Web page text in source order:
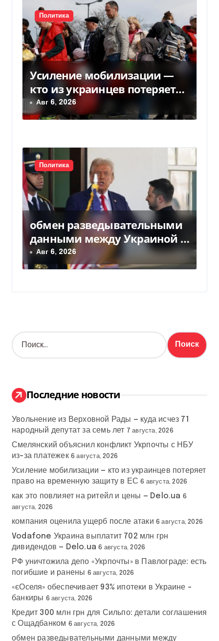
и
с
я
м
Политика
Усиление мобилизации —
кто из украинцев потеряет
право на временную защиту
в ЕС
Авг 6, 2026
Политика
обмен разведывательными
данными между Украиной и
США значительно вырос, —
Politico
Авг 6, 2026
Н
а
:
Последние новости
Увольнение из Верховной Рады — куда исчез 71
народный депутат за семь лет 7 августа, 2026
Смелянский объяснил конфликт Укрпочты с НБУ
из-за платежек 6 августа, 2026
Усиление мобилизации — кто из украинцев потеряет
право на временную защиту в ЕС 6 августа, 2026
как это повлияет на ритейл и цены — Delo.ua 6
августа, 2026
компания оценила ущерб после атаки 6 августа, 2026
Vodafone Украина выплатит 702 млн грн
дивидендов — Delo.ua 6 августа, 2026
РФ уничтожила депо «Укрпочты» в Павлограде: есть
погибшие и ранены 6 августа, 2026
«єОселя» обеспечивает 93% ипотеки в Украине –
банкиры 6 августа, 2026
Кредит 300 млн грн для Сильпо: детали соглашения
с Ощадбанком 6 августа, 2026
обмен разведывательными данными между